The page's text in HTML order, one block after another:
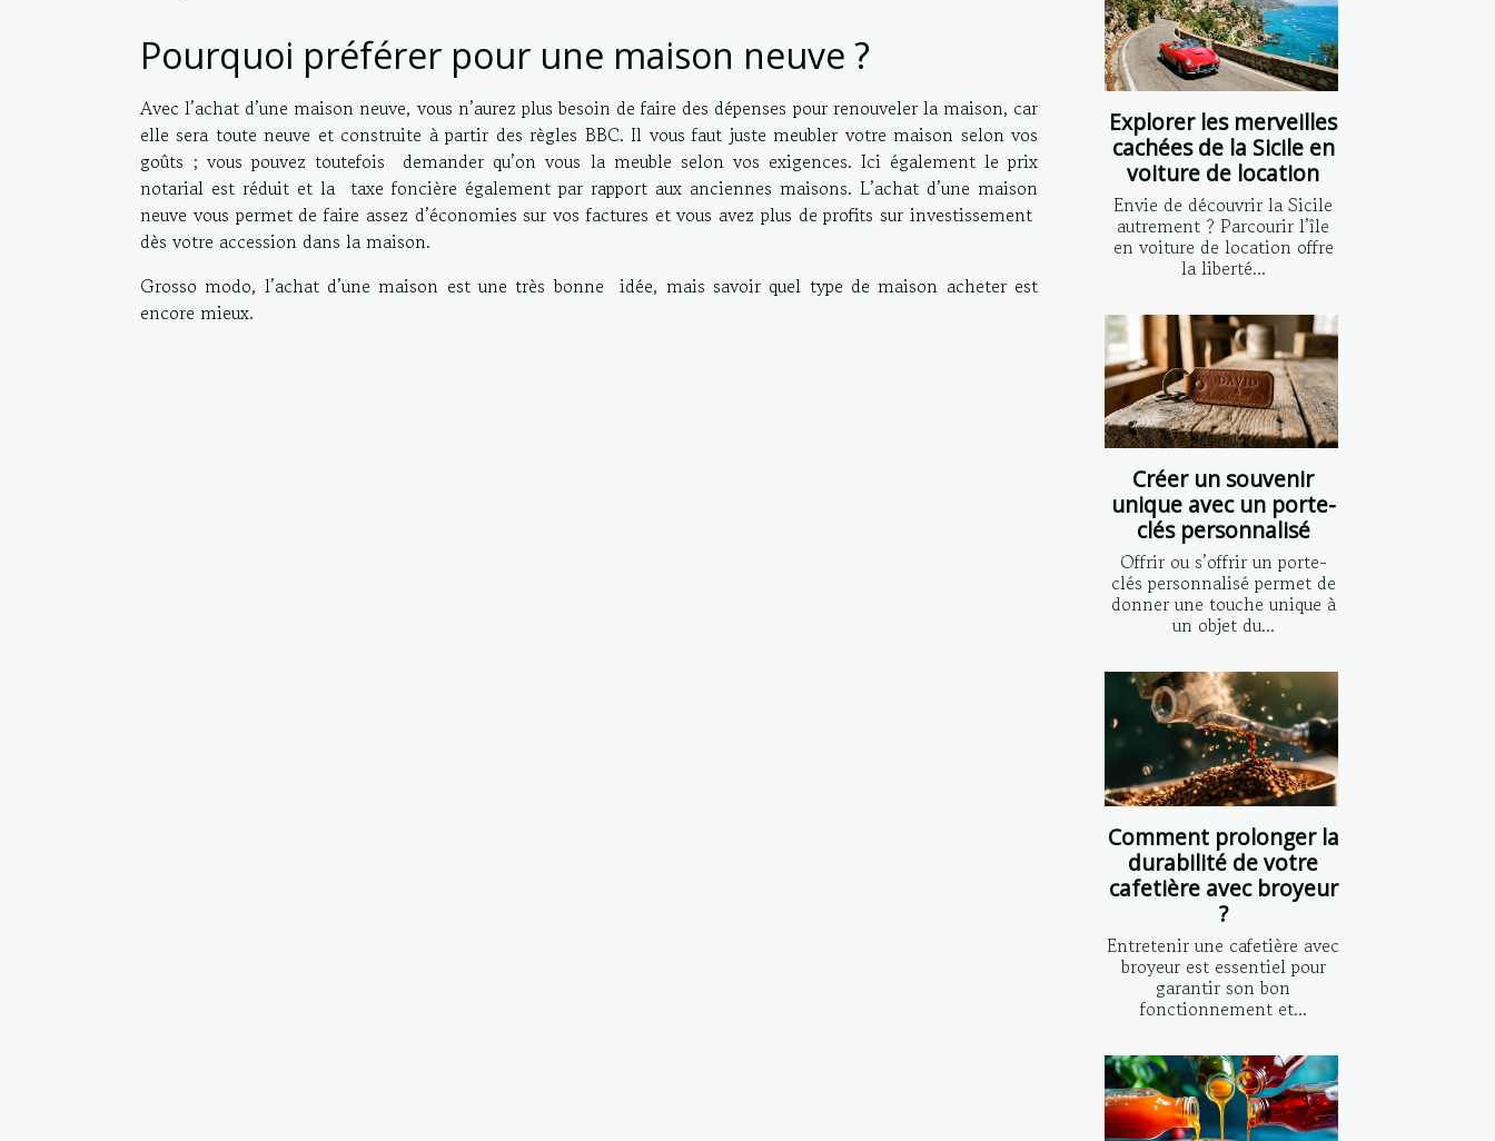
Pourquoi préférer pour une maison neuve ?
Avec l’achat d’une maison neuve, vous n’aurez plus besoin de faire des dépenses pour renouveler la maison, car
elle sera toute neuve et construite à partir des règles BBC. Il vous faut juste meubler votre maison selon vos
goûts ; vous pouvez toutefois demander qu’on vous la meuble selon vos exigences. Ici également le prix
notarial est réduit et la taxe foncière également par rapport aux anciennes maisons. L’achat d’une maison
neuve vous permet de faire assez d’économies sur vos factures et vous avez plus de profits sur investissement
dès votre accession dans la maison.
Grosso modo, l’achat d’une maison est une très bonne idée, mais savoir quel type de maison acheter est
encore mieux.
Explorer les merveilles
cachées de la Sicile en
voiture de location
Envie de découvrir la Sicile
autrement ? Parcourir l’île
en voiture de location offre
la liberté...
Créer un souvenir
unique avec un porte-
clés personnalisé
Offrir ou s’offrir un porte-
clés personnalisé permet de
donner une touche unique à
un objet du...
Comment prolonger la
durabilité de votre
cafetière avec broyeur
?
Entretenir une cafetière avec
broyeur est essentiel pour
garantir son bon
fonctionnement et...